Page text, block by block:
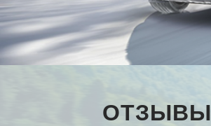
ОТЗЫВЫ